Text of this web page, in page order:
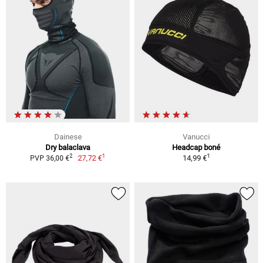
Dainese
Dry balaclava
PVP 36,00 €2 27,72 €1
Vanucci
Headcap boné
14,99 €1